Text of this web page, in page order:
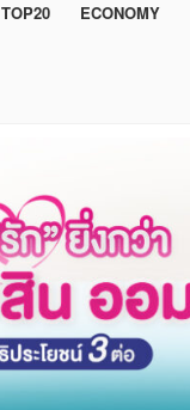
TOP20 ECONOMY